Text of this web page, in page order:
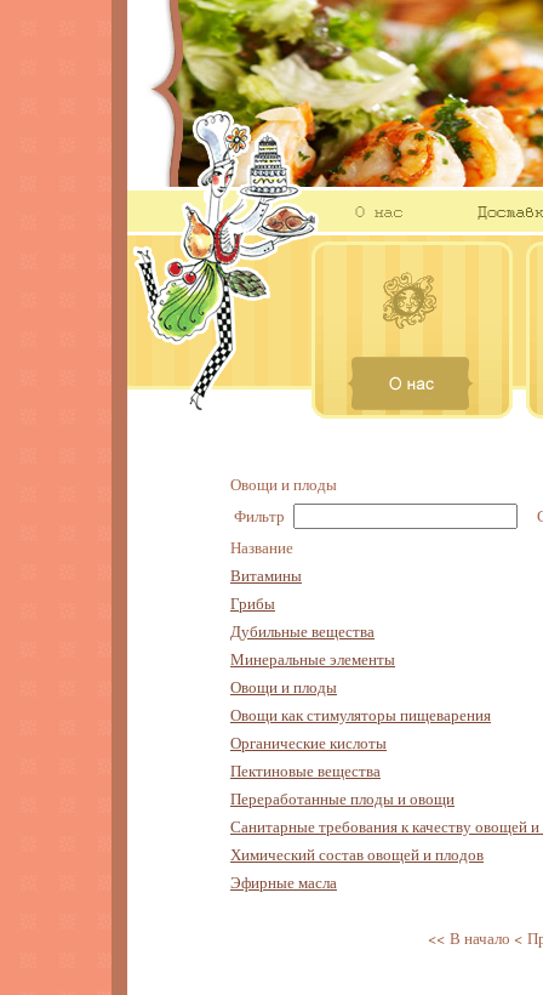
Овощи и плоды
Фильтр
Название
Витамины
Грибы
Дубильные вещества
Минеральные элементы
Овощи и плоды
Овощи как стимуляторы пищеварения
Органические кислоты
Пектиновые вещества
Переработанные плоды и овощи
Санитарные требования к качеству овощей
Химический состав овощей и плодов
Эфирные масла
<< В начало <